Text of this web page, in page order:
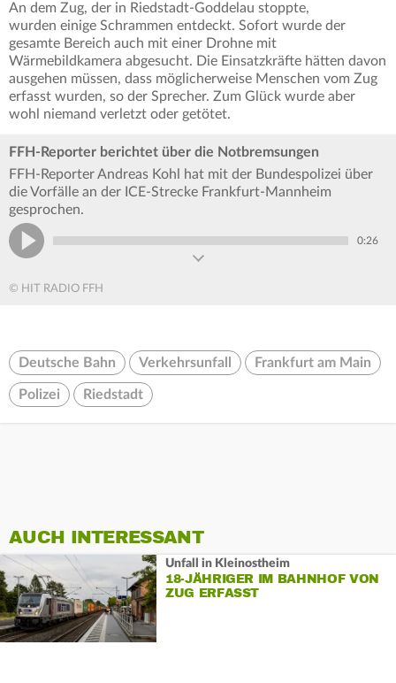
An dem Zug, der in Riedstadt-Goddelau stoppte,
wurden einige Schrammen entdeckt. Sofort wurde der
gesamte Bereich auch mit einer Drohne mit
Wärmebildkamera abgesucht. Die Einsatzkräfte hätten davon
ausgehen müssen, dass möglicherweise Menschen vom Zug
erfasst wurden, so der Sprecher. Zum Glück wurde aber
wohl niemand verletzt oder getötet.
FFH-Reporter berichtet über die Notbremsungen
FFH-Reporter Andreas Kohl hat mit der Bundespolizei über
die Vorfälle an der ICE-Strecke Frankfurt-Mannheim
gesprochen.
0:26
© HIT RADIO FFH
Deutsche Bahn Verkehrsunfall Frankfurt am Main
Polizei Riedstadt
AUCH INTERESSANT
Unfall in Kleinostheim
18-JÄHRIGER IM BAHNHOF VON
ZUG ERFASST